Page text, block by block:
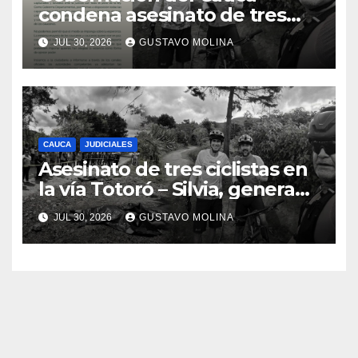
condena asesinato de tres
ciudadanos y exige medidas
urgentes al Gobierno
Nacional
JUL 30, 2026 GUSTAVO MOLINA
CAUCA JUDICIALES
Asesinato de tres ciclistas en
la vía Totoró – Silvia, genera
consternación en el Cauca
JUL 30, 2026 GUSTAVO MOLINA